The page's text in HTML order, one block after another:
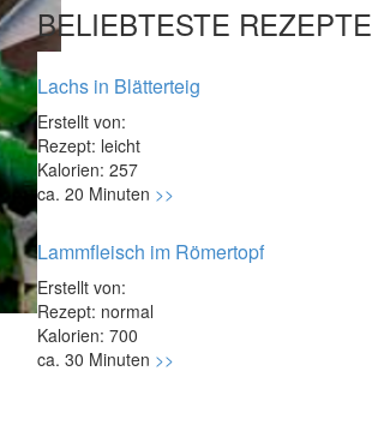
BELIEBTESTE REZEPTE
Lachs in Blätterteig
Erstellt von:
Rezept: leicht
Kalorien: 257
ca. 20 Minuten >>
Lammfleisch im Römertopf
Erstellt von:
Rezept: normal
Kalorien: 700
ca. 30 Minuten >>